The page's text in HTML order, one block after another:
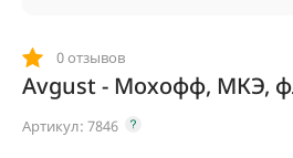
0 отзывов
Avgust - Мохофф, МКЭ,
Артикул: 7846